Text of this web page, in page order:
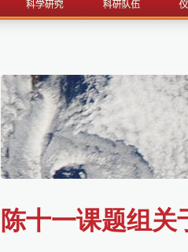
陈十一课题组